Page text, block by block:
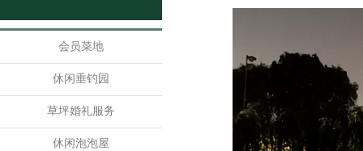
会员菜地
休闲垂钓园
草坪婚礼服务
休闲泡泡屋